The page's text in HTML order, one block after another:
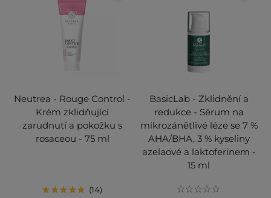
Neutrea - Rouge Control -
Krém zklidňující
zarudnutí a pokožku s
rosaceou - 75 ml
14
BasicLab - Zklidnění a
redukce - Sérum na
mikrozánětlivé léze se 7 %
AHA/BHA, 3 % kyseliny
azelaové a laktoferinem -
15 ml